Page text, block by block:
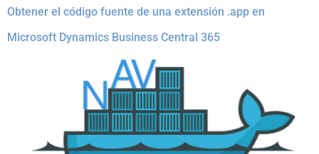
Obtener el código fuente de una extensión .app en
Microsoft Dynamics Business Central 365